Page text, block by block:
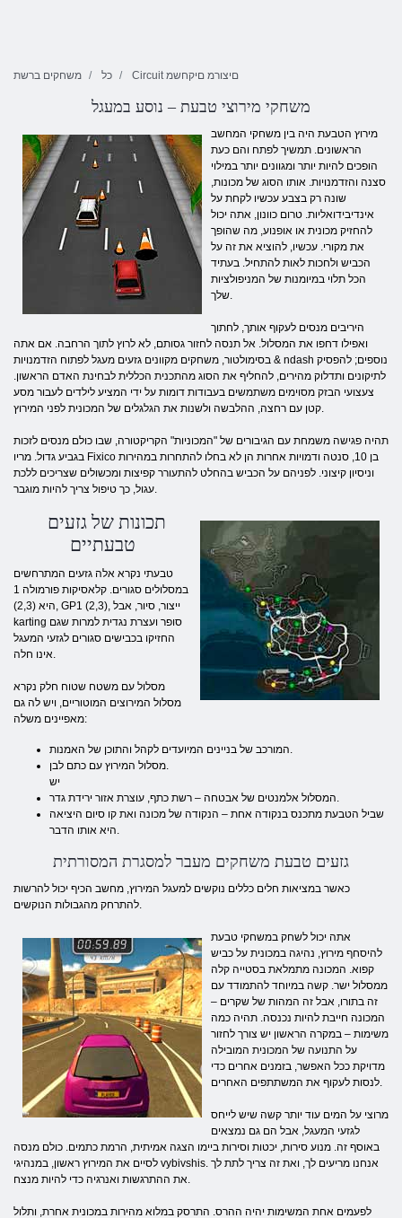
משחקים ברשת כל Circuit םיצורמ םיקחשמ
משחקי מירוצי טבעת – נוסע במעגל
מירוץ הטבעת היה בין משחקי המחשב
הראשונים. תמשיך לפתח והם כעת
הופכים להיות יותר ומגוונים יותר במילוי
סצנה והזדמנויות. אותו הסוג של מכונות,
שונה רק בצבע עכשיו לקחת על
אינדיבידואליות. טרום כוונון, אתה יכול
להחזיק מכונית או אופנוע, מה שהופך
את מקורי. עכשיו, להוציא את זה על
הכביש ולחכות לאות להתחיל. בעתיד
הכל תלוי במיומנות של המניפולציות
שלך.
היריבים מנסים לעקוף אותך, לחתוך
ואפילו דחפו את המסלול. אל תנסה לחזור גסותם, לא לרוץ לתוך הרחבה. אם אתה
בסימולטור, משחקים מקוונים גזעים מעגל לפתוח הזדמנויות & ndash נוספים; להפסיק
לתיקונים ותדלוק מהירים, להחליף את הסוג מהתכנית הכללית לבחינת האדם הראשון.
צעצועי הבזק מסוימים משתמשים בעבודות דומות על ידי המציע לילדים לעבור מסע
קטן עם רחצה, ההלבשה ולשנות את הגלגלים של המכונית לפני המירוץ.
תהיה פגישה משמחת עם הגיבורים של "המכוניות" הקריקטורה, שבו כולם מנסים לזכות
בגביע גדול. מריו Fixico בן 10, סנטה ודמויות אחרות הן לא בחלו להתחרות במהירות
וניסיון קיצוני. לפניהם על הכביש בהחלט להתעורר קפיצות ומכשולים שצריכים ללכת
עגול, כך טיפול צריך להיות מוגבר.
תכונות של גזעים
טבעתיים
טבעתי נקרא אלה גזעים המתרחשים
במסלולים סגורים. קלאסיקות פורמולה 1
היא (2,3), GP1 (2,3), ייצור, סיור, אבל
karting סופר ועצרת נגדית למרות שגם
החזיקו בכבישים סגורים לגזעי המעגל
אינו חלה.
מסלול עם משטח שטוח חלק נקרא
מסלול המירוצים המוטוריים, ויש לה גם
מאפיינים משלה:
המורכב של בניינים המיועדים לקהל והתוכן של האמנות.
מסלול המירוץ עם כתם לבן.
יש
המסלול אלמנטים של אבטחה – רשת כתף, עוצרת אזור ירידת גדר.
שביל הטבעת מתכנס בנקודה אחת – הנקודה של מכונה ואת קו סיום היציאה
היא אותו הדבר.
גזעים טבעת משחקים מעבר למסגרת המסורתית
כאשר במציאות חלים כללים נוקשים למעגל המירוץ, מחשב הכיף יכול להרשות
להתרחק מהגבולות הנוקשים.
אתה יכול לשחק במשחקי טבעת
להיסחף מירוץ, נהיגה במכונית על כביש
קפוא. המכונה מתמלאת בסטייה קלה
ממסלול ישר. קשה במיוחד להתמודד עם
זה בתורו, אבל זה המהות של שקרים –
המכונה חייבת להיות נכנסה. תהיה כמה
משימות – במקרה הראשון יש צורך לחזור
על התנועה של המכונית המובילה
מדויקת ככל האפשר, בזמנים אחרים כדי
לנסות לעקוף את המשתתפים האחרים.
מרוצי על המים עוד יותר קשה שיש לייחס
לגזעי המעגל, אבל הם גם נמצאים
באוסף זה. מנוע סירות, יכטות וסירות ביימו הצגה אמיתית, הרמת כתמים. כולם מנסה
לסיים את המירוץ ראשון, במנהיגי vybivshis. אנחנו מריעים לך, ואת זה צריך לתת לך
את ההתרגשות ואנרגיה כדי להיות מנצח.
לפעמים אחת המשימות יהיה ההרס. התרסק במלוא מהירות במכונית אחרת, ותלול